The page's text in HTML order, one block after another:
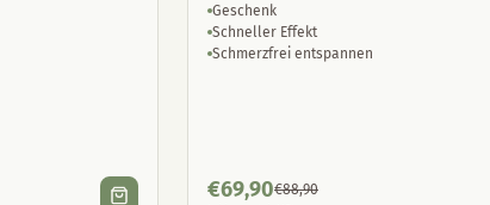
Geschenk
Schneller Effekt
Schmerzfrei entspannen
€69,90€88,90